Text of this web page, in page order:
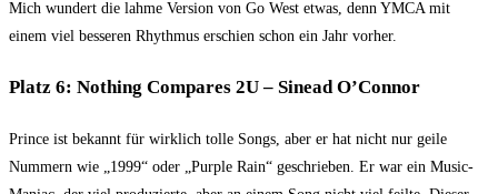
Mich wundert die lahme Version von Go West etwas, denn YMCA mit
einem viel besseren Rhythmus erschien schon ein Jahr vorher.
Platz 6: Nothing Compares 2U – Sinead O’Connor
Prince ist bekannt für wirklich tolle Songs, aber er hat nicht nur geile
Nummern wie „1999“ oder „Purple Rain“ geschrieben. Er war ein Music-